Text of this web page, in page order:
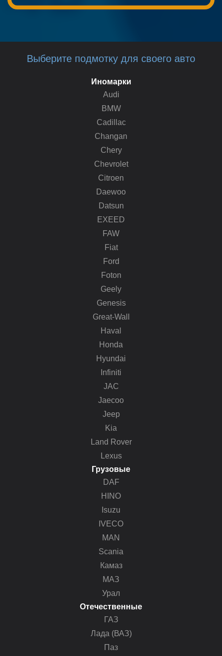
Выберите подмотку для своего авто
Иномарки
Audi
BMW
Cadillac
Changan
Chery
Chevrolet
Citroen
Daewoo
Datsun
EXEED
FAW
Fiat
Ford
Foton
Geely
Genesis
Great-Wall
Haval
Honda
Hyundai
Infiniti
JAC
Jaecoo
Jeep
Kia
Land Rover
Lexus
Грузовые
DAF
HINO
Isuzu
IVECO
MAN
Scania
Камаз
МАЗ
Урал
Отечественные
ГАЗ
Лада (ВАЗ)
Паз